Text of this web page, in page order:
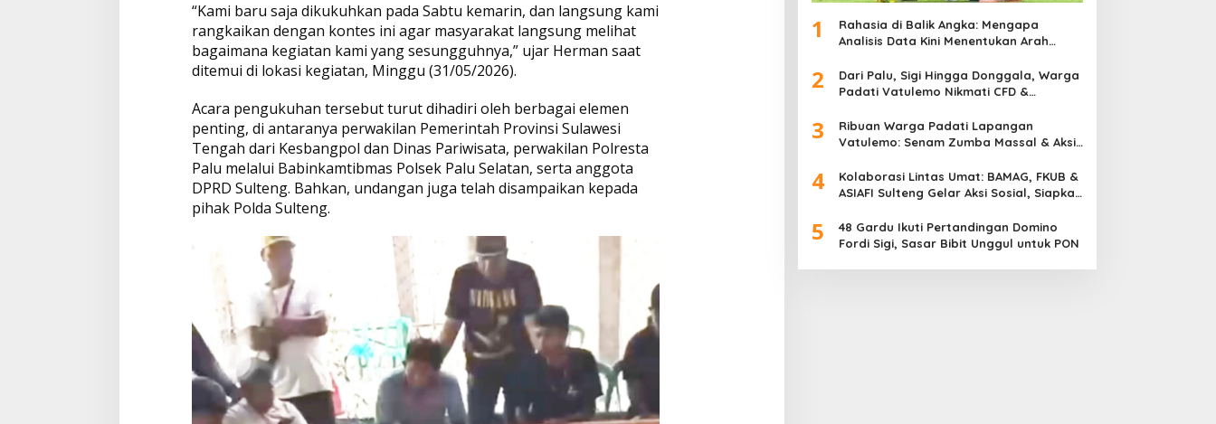
“Kami baru saja dikukuhkan pada Sabtu kemarin, dan langsung kami
rangkaikan dengan kontes ini agar masyarakat langsung melihat
bagaimana kegiatan kami yang sesungguhnya,” ujar Herman saat
ditemui di lokasi kegiatan, Minggu (31/05/2026).
Acara pengukuhan tersebut turut dihadiri oleh berbagai elemen
penting, di antaranya perwakilan Pemerintah Provinsi Sulawesi
Tengah dari Kesbangpol dan Dinas Pariwisata, perwakilan Polresta
Palu melalui Babinkamtibmas Polsek Palu Selatan, serta anggota
DPRD Sulteng. Bahkan, undangan juga telah disampaikan kepada
pihak Polda Sulteng.
1
Rahasia di Balik Angka: Mengapa
Analisis Data Kini Menentukan Arah
2
Dari Palu, Sigi Hingga Donggala, Warga
Padati Vatulemo Nikmati CFD &
3
Ribuan Warga Padati Lapangan
Vatulemo: Senam Zumba Massal & Aksi
Meriah
4
Kolaborasi Lintas Umat: BAMAG, FKUB &
ASIAFI Sulteng Gelar Aksi Sosial, Siapkan
5
48 Gardu Ikuti Pertandingan Domino
Fordi Sigi, Sasar Bibit Unggul untuk PON